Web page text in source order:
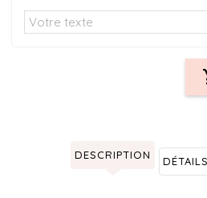
DESCRIPTION